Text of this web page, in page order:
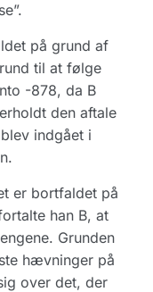
på grund af
til at følge
-878, da B
den aftale
indgået i
er bortfaldet på
han B, at
Grunden
hævninger på
over det, der